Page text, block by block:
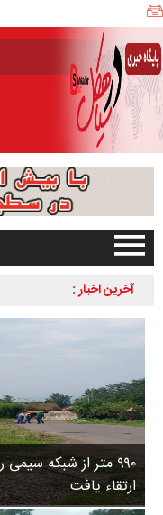
آخرین اخبار :
۹۹۰ متر از شبکه
ارتقاء یافت
ا
ه
ک
ل
ز
و
د
و
د
س
۱
۳
۵
۸
ب
ا